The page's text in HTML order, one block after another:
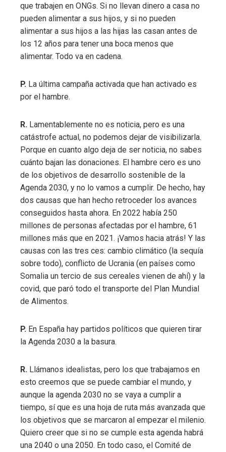
que trabajen en ONGs. Si no llevan dinero a casa no
pueden alimentar a sus hijos, y si no pueden
alimentar a sus hijos a las hijas las casan antes de
los 12 años para tener una boca menos que
alimentar. Todo va en cadena.
P. La última campaña activada que han activado es
por el hambre.
R. Lamentablemente no es noticia, pero es una
catástrofe actual, no podemos dejar de visibilizarla.
Porque en cuanto algo deja de ser noticia, no sabes
cuánto bajan las donaciones. El hambre cero es uno
de los objetivos de desarrollo sostenible de la
Agenda 2030, y no lo vamos a cumplir. De hecho, hay
dos causas que han hecho retroceder los avances
conseguidos hasta ahora. En 2022 había 250
millones de personas afectadas por el hambre, 61
millones más que en 2021. ¡Vamos hacia atrás! Y las
causas con las tres ces: cambio climático (la sequía
sobre todo), conflicto de Ucrania (en países como
Somalia un tercio de sus cereales vienen de ahí) y la
covid, que paró todo el transporte del Plan Mundial
de Alimentos.
P. En España hay partidos políticos que quieren tirar
la Agenda 2030 a la basura.
R. Llámanos idealistas, pero los que trabajamos en
esto creemos que se puede cambiar el mundo, y
aunque la agenda 2030 no se vaya a cumplir a
tiempo, sí que es una hoja de ruta más avanzada que
los objetivos que se marcaron al empezar el milenio.
Quiero creer que si no se cumple esta agenda habrá
una 2040 o una 2050. En todo caso, el Comité de